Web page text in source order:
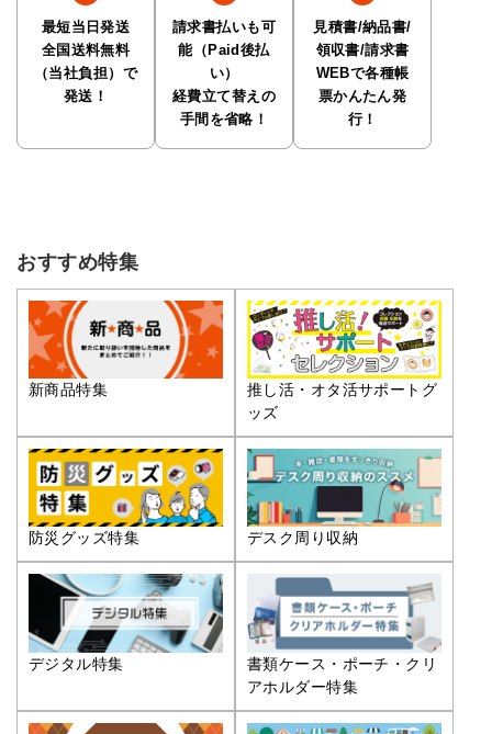
最短当日発送
全国送料無料
（当社負担）で
発送！
請求書払いも可
能（Paid後払
い）
経費立て替えの
手間を省略！
見積書/納品書/
領収書/請求書
WEBで各種帳
票かんたん発
行！
おすすめ特集
新商品特集
推し活・オタ活サポートグ
ッズ
防災グッズ特集 デスク周り収納
デジタル特集
書類ケース・ポーチ・クリ
アホルダー特集